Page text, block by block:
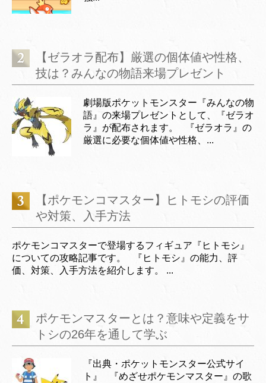
【ゼラオラ配布】厳選の個体値や性格、
技は？みんなの物語来場プレゼント
劇場版ポケットモンスター『みんなの物
語』の来場プレゼントとして、『ゼラオ
ラ』が配布されます。 『ゼラオラ』の
厳選に必要な個体値や性格、...
【ポケモンコマスター】ヒトモシの評価
や対策、入手方法
ポケモンコマスターで登場するフィギュア『ヒトモシ』
についての攻略記事です。 『ヒトモシ』の能力、評
価、対策、入手方法を紹介します。 ...
ポケモンマスターとは？意味や定義をサ
トシの26年を通して学ぶ
『出典・ポケットモンスター公式サイ
ト』 『めざせポケモンマスター』の歌